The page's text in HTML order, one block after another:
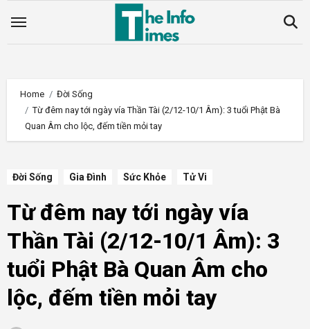
Home
Đời Sống
Từ đêm nay tới ngày vía Thần Tài (2/12-10/1 Âm): 3 tuổi Phật Bà
Quan Âm cho lộc, đếm tiền mỏi tay
Đời Sống Gia Đình Sức Khỏe Tử Vi
Từ đêm nay tới ngày vía
Thần Tài (2/12-10/1 Âm): 3
tuổi Phật Bà Quan Âm cho
lộc, đếm tiền mỏi tay